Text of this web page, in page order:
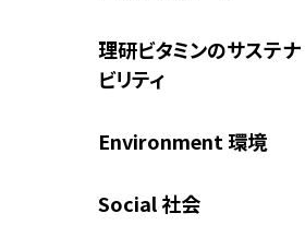
理研ビタミンのサステナ
ビリティ
Environment 環境
Social 社会